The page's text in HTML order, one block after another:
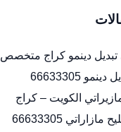
تبديل دينمو كراج متخصص
66633305
الكويت – كراج
66633305